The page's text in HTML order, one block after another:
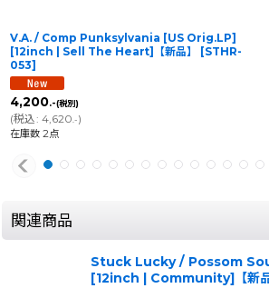
V.A. / Comp Punksylvania [US Orig.LP]
[12inch | Sell The Heart]【新品】
[STHR-
053]
4,200.-(税別)
(税込: 4,620 .-)
在庫数 2点
関連商品
Stuck Lucky / Possom
[12inch | Community]【新品